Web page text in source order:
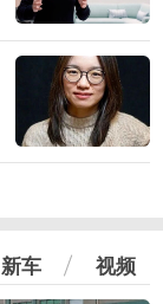
新车 视频